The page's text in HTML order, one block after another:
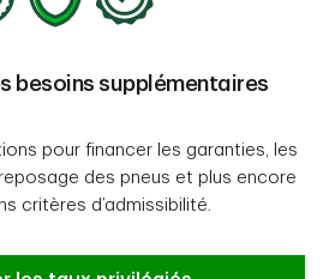
besoins supplémentaires
pour financer les garanties, les
des pneus et plus encore
critères d’admissibilité.